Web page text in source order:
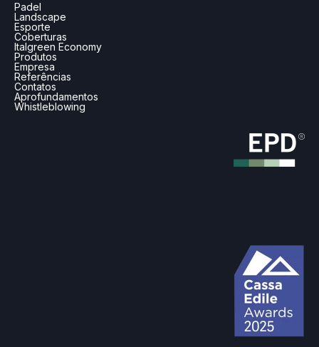
Padel
Landscape
Esporte
Coberturas
Italgreen Economy
Produtos
Empresa
Referências
Contatos
Aprofundamentos
Whistleblowing